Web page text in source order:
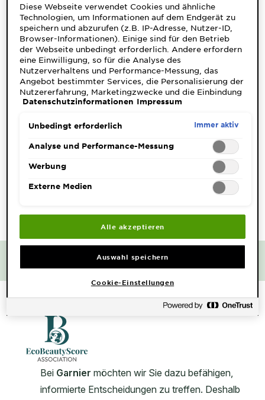
Produktinfo
CLOSE SUBPANEL
Anwendung
Inhaltsstoffe
CLOSE SUBPANEL
CLOSE SUBPANEL
Umwelt- und
Sozialauswirkungen
Diese Webseite verwendet Cookies und ähnliche
Technologien, um Informationen auf dem Endgerät zu
speichern und abzurufen (z.B. IP-Adresse, Nutzer-ID,
Browser-Informationen). Einige sind für den Betrieb
der Webseite unbedingt erforderlich. Andere erfordern
eine Einwilligung, so für die Analyse des
Nutzerverhaltens und Performance-Messung, das
Angebot bestimmter Services, die Personalisierung der
Nutzererfahrung, Marketingzwecke und die Einbindung
externer Medien. Nicht unbedingt erforderliche Cookies
abgelehnt ("Ohne Einwilligung fortfahren")
sind ebenfalls möglich und speicherbar ("Auswahl
speichern"). Die Auswahl kann jederzeit unter dem Link
"Cookie-Einstellungen" angepasst werden. Für weitere
Informationen s. unsere Datenschutzinformationen.
Datenschutzinformationen Impressum
Unbedingt erforderlich Immer aktiv
Analyse und Performance-Messung
Werbung
Externe Medien
Alle akzeptieren
Auswahl speichern
Cookie-Einstellungen